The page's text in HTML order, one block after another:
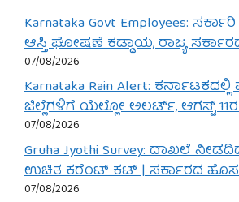
Karnataka Govt Employees:
ಆಸ್ತಿ ಘೋಷಣೆ ಕಡ್ಡಾಯ, ರಾಜ್ಯ
07/08/2026
Karnataka Rain Alert:
ಜಿಲ್ಲೆಗಳಿಗೆ ಯೆಲ್ಲೋ ಅಲರ್ಟ್, ಆಗಸ್ಟ್
07/08/2026
Gruha Jyothi Survey: ದಾಖಲೆ
ಉಚಿತ ಕರೆಂಟ್ ಕಟ್ | ಸರ್ಕಾರದ ಹೊಸ
07/08/2026